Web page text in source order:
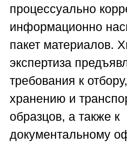
процессуально
информационно
пакет материалов.
экспертиза
требования к
хранению и
образцов, а также к
документальному